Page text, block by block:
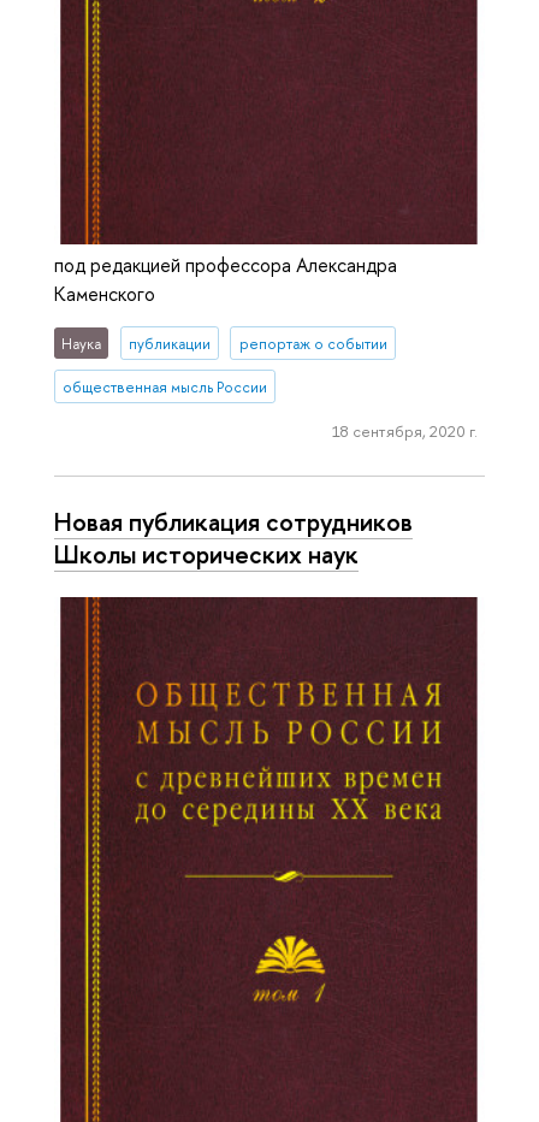
под редакцией профессора Александра
Каменского
Наука публикации репортаж о событии
общественная мысль России
18 сентября, 2020 г.
Новая публикация сотрудников
Школы исторических наук